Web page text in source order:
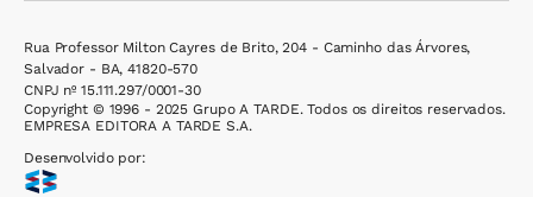
Rua Professor Milton Cayres de Brito, 204 - Caminho das Árvores,
Salvador - BA, 41820-570
CNPJ nº 15.111.297/0001-30
Copyright © 1996 - 2025 Grupo A TARDE. Todos os direitos reservados.
EMPRESA EDITORA A TARDE S.A.
Desenvolvido por: